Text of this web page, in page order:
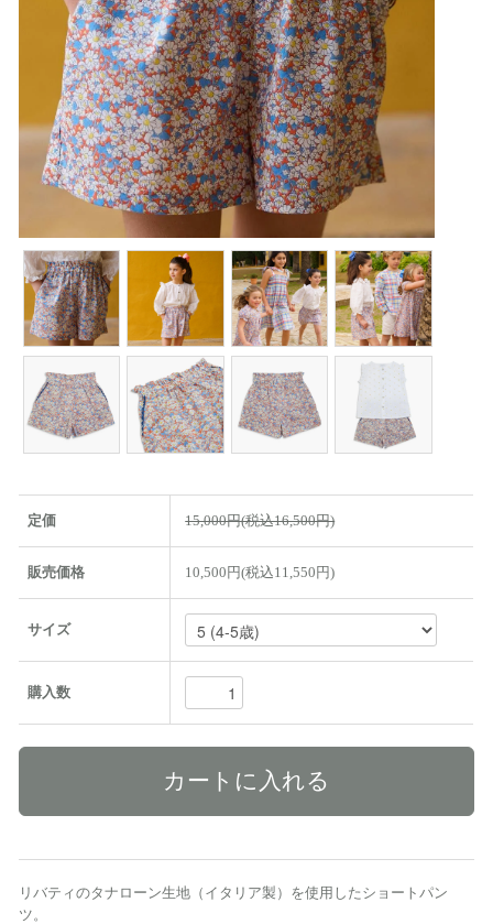
定価 15,000円(税込16,500円)
販売価格 10,500円(税込11,550円)
サイズ
購入数
リバティのタナローン生地（イタリア製）を使用したショートパン
ツ。